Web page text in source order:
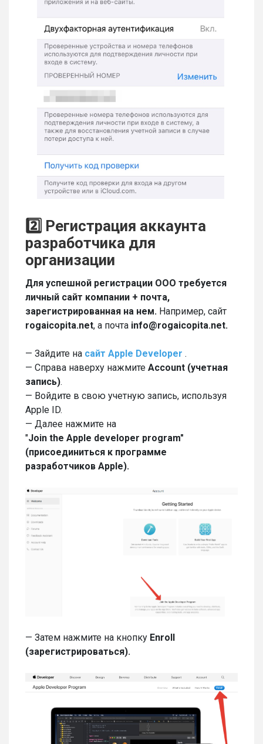
2️⃣ Регистрация аккаунта
разработчика для
организации
Для успешной регистрации OOO требуется
личный сайт компании + почта,
зарегистрированная на нем. Например, сайт
rogaicopita.net, а почта info@rogaicopita.net.
— Зайдите на сайт Apple Developer .
— Справа наверху нажмите Account (учетная
запись).
— Войдите в свою учетную запись, используя
Apple ID.
— Далее нажмите на
"Join the Apple developer program"
(присоединиться к программе
разработчиков Apple).
— Затем нажмите на кнопку Enroll
(зарегистрироваться).